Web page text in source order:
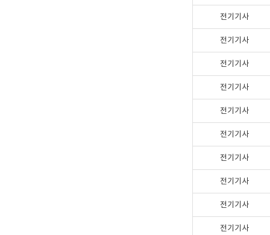
전기기사
전기기사
전기기사
전기기사
전기기사
전기기사
전기기사
전기기사
전기기사
전기기사